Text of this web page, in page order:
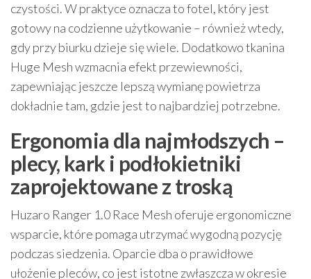
czystości. W praktyce oznacza to fotel, który jest
gotowy na codzienne użytkowanie – również wtedy,
gdy przy biurku dzieje się wiele. Dodatkowo tkanina
Huge Mesh wzmacnia efekt przewiewności,
zapewniając jeszcze lepszą wymianę powietrza
dokładnie tam, gdzie jest to najbardziej potrzebne.
Ergonomia dla najmłodszych –
plecy, kark i podłokietniki
zaprojektowane z troską
Huzaro Ranger 1.0 Race Mesh oferuje ergonomiczne
wsparcie, które pomaga utrzymać wygodną pozycję
podczas siedzenia. Oparcie dba o prawidłowe
ułożenie pleców, co jest istotne zwłaszcza w okresie